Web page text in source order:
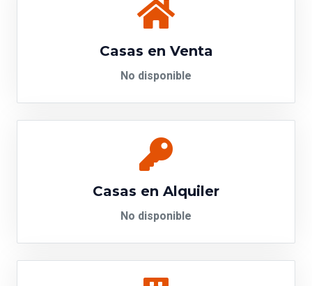
Casas en Venta
No disponible
Casas en Alquiler
No disponible